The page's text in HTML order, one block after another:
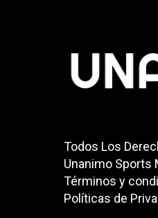
Todos Los
Unanimo Sports
Términos y
Políticas de